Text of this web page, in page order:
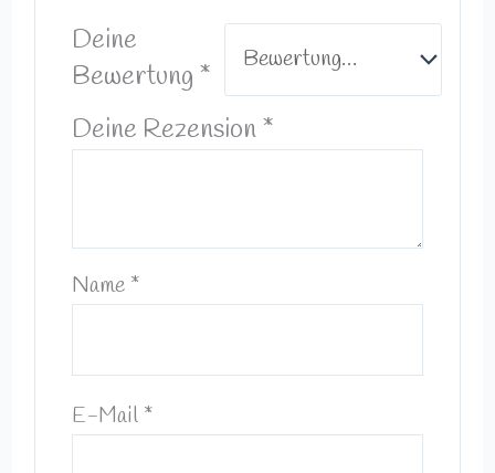
Deine
Bewertung *
Deine Rezension*
Name *
E-Mail *